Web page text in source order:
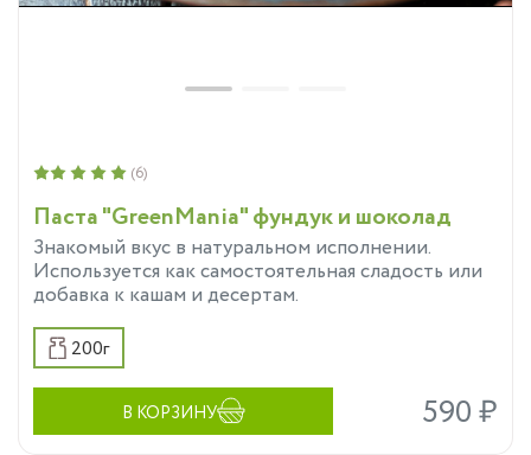
Паста "GreenMania" фундук и шоколад
Знакомый вкус в натуральном исполнении.
Используется как самостоятельная сладость или
добавка к кашам и десертам.
(6)
200г
В КОРЗИНУ 590 ₽